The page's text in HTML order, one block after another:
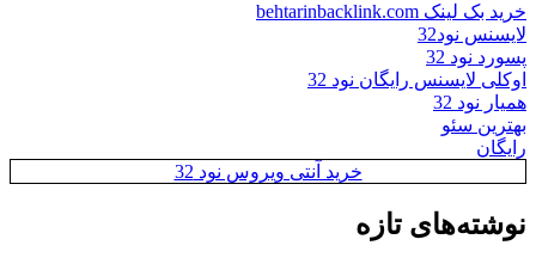
خرید بک لینک behtarinbacklink.com
لایسنس نود32
پسورد نود 32
اوکلی لایسنس رایگان نود 32
همیار نود 32
بهترین سئو
رایگان
خرید آنتی ویروس نود 32
نوشته‌های تازه